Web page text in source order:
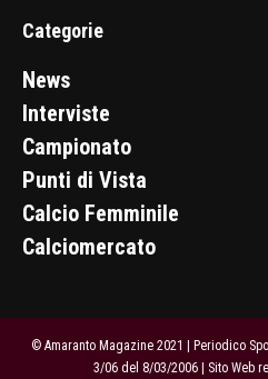
Categorie
News
Interviste
Campionato
Punti di Vista
Calcio Femminile
Calciomercato
© Amaranto Magazine 2021 | Periodico
3/06 del 8/03/2006 | Sito Web